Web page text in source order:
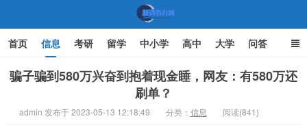
机遇教育网
首页 信息 考研 留学 中小学 高中 大学 问答
文化 家庭教育
骗子骗到580万兴奋到抱着现金睡，网友：有580万还
刷单？
admin 发布于 2023-05-13 12:18:49 分类： 信息 阅读(841)